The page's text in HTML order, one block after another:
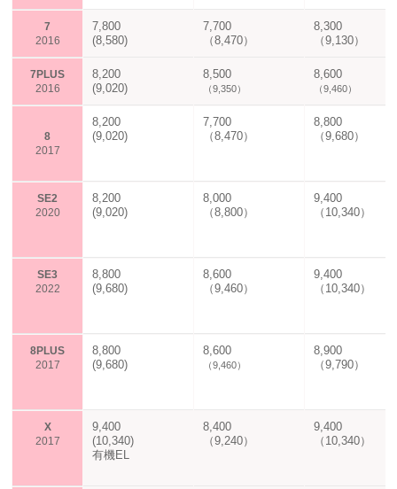
7
2016
7,800
(8,580)
7,700
（8,470）
8,300
（9,130）
7PLUS
2016
8,200
(9,020)
8,500
（9,350）
8,600
（9,460）
8
2017
8,200
(9,020)
7,700
（8,470）
8,800
（9,680）
SE2
2020
8,200
(9,020)
8,000
（8,800）
9,400
（10,340）
SE3
2022
8,800
(9,680)
8,600
（9,460）
9,400
（10,340）
8PLUS
2017
8,800
(9,680)
8,600
（9,460）
8,900
（9,790）
X
2017
9,400
(10,340)
有機EL
8,400
（9,240）
9,400
（10,340）